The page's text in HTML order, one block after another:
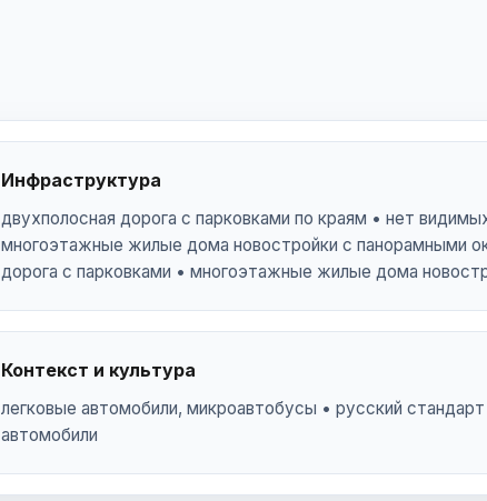
Инфраструктура
двухполосная дорога с парковками по краям • нет
многоэтажные жилые дома новостройки с панорамными
дорога с парковками • многоэтажные жилые дома
Контекст и культура
легковые автомобили, микроавтобусы • русский
автомобили